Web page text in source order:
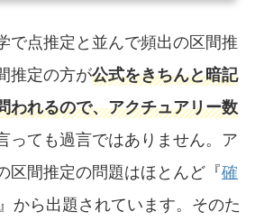
で点推定と並んで頻出の区間推
推定の方が公式をきちんと暗記
われるので、アクチュアリー数
っても過言ではありません。ア
区間推定の問題はほとんど『確
』から出題されています。そのた